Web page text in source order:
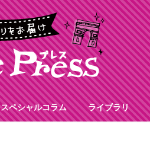
スペシャルコラム ライブラリ